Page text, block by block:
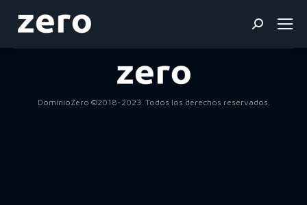
Buscar:
DominioZero ©2018-2023. Todos los derechos reservados.